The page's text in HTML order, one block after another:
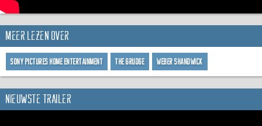
Meer lezen over
Sony Pictures Home Entertainment The Grudge Weber Shandwick
Nieuwste trailer